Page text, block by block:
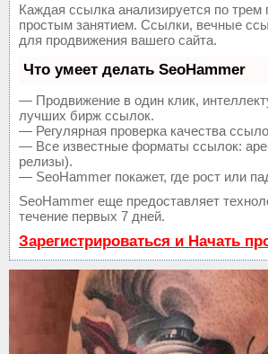
Каждая ссылка анализируется по трем
простым занятием. Ссылки, вечные
для продвижения вашего сайта.
Что умеет делать SeoHammer
— Продвижение в один клик,
лучших бирж ссылок.
— Регулярная проверка качества
— Все известные форматы ссылок:
релизы).
— SeoHammer покажет, где рост или
SeoHammer еще предоставляет
течение первых 7 дней.
Зарегистрироваться и Начать